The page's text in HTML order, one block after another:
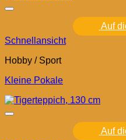
Auf
Schnellansicht
Hobby / Sport
Kleine Pokale
Auf